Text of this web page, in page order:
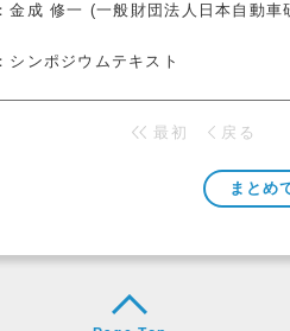
金成 修一 (一般財団法人日本自動車研
シンポジウムテキスト
最初 戻る